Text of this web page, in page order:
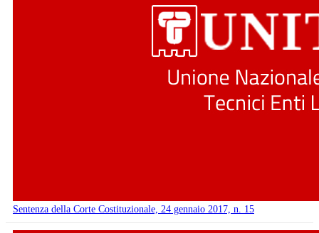
Sentenza della Corte Costituzionale, 24 gennaio 2017, n. 15